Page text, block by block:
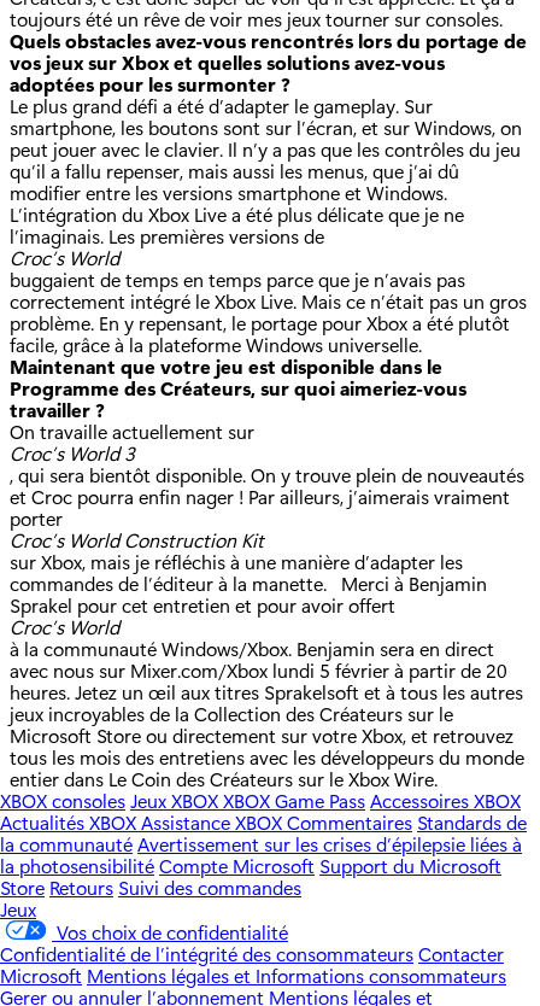
toujours été un rêve de voir mes jeux tourner sur consoles.
Quels obstacles avez-vous rencontrés lors du portage de
vos jeux sur Xbox et quelles solutions avez-vous
adoptées pour les surmonter ?
Le plus grand défi a été d’adapter le gameplay. Sur
smartphone, les boutons sont sur l’écran, et sur Windows, on
peut jouer avec le clavier. Il n’y a pas que les contrôles du jeu
qu’il a fallu repenser, mais aussi les menus, que j’ai dû
modifier entre les versions smartphone et Windows.
L’intégration du Xbox Live a été plus délicate que je ne
l’imaginais. Les premières versions de
Croc’s World
buggaient de temps en temps parce que je n’avais pas
correctement intégré le Xbox Live. Mais ce n’était pas un gros
problème. En y repensant, le portage pour Xbox a été plutôt
facile, grâce à la plateforme Windows universelle.
Maintenant que votre jeu est disponible dans le
Programme des Créateurs, sur quoi aimeriez-vous
travailler ?
On travaille actuellement sur
Croc’s World 3
, qui sera bientôt disponible. On y trouve plein de nouveautés
et Croc pourra enfin nager ! Par ailleurs, j’aimerais vraiment
porter
Croc’s World Construction Kit
sur Xbox, mais je réfléchis à une manière d’adapter les
commandes de l’éditeur à la manette. Merci à Benjamin
Sprakel pour cet entretien et pour avoir offert
Croc’s World
à la communauté Windows/Xbox. Benjamin sera en direct
avec nous sur Mixer.com/Xbox lundi 5 février à partir de 20
heures. Jetez un œil aux titres Sprakelsoft et à tous les autres
jeux incroyables de la Collection des Créateurs sur le
Microsoft Store ou directement sur votre Xbox, et retrouvez
tous les mois des entretiens avec les développeurs du monde
entier dans Le Coin des Créateurs sur le Xbox Wire.
XBOX consolesJeux XBOXXBOX Game PassAccessoires XBOX
Actualités XBOXAssistance XBOXCommentaires Standards de
la communautéAvertissement sur les crises d’épilepsie liées à
la photosensibilitéCompte Microsoft Support du Microsoft
Store Retours Suivi des commandes
Jeux
Vos choix de confidentialité
Confidentialité de l’intégrité des consommateursContacter
Microsoft Mentions légales et Informations consommateurs
Gerer ou annuler l’abonnement Mentions légales et